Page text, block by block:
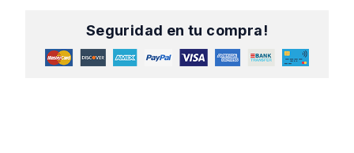
Seguridad en tu compra!